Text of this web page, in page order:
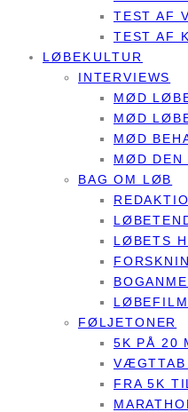
TEST AF
TEST AF
LØBEKULTUR
INTERVIEWS
MØD
MØD
MØD
MØD DEN
BAG OM LØB
LØBETS
LØBEFILM
FØLJETONER
5K PÅ 20
VÆGTTAB
FRA 5K